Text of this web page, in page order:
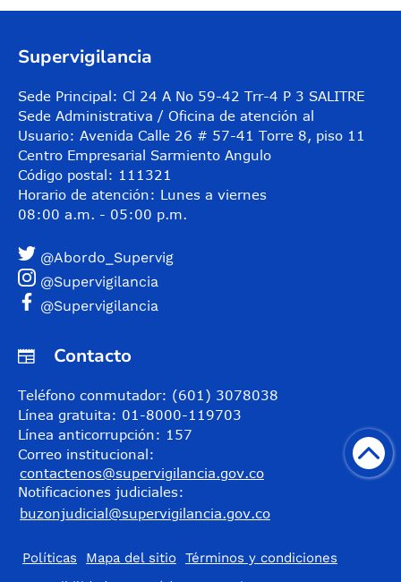
Supervigilancia
Sede Principal: Cl 24 A No 59-42 Trr-4 P 3 SALITRE
Sede Administrativa / Oficina de atención al
Usuario: Avenida Calle 26 # 57-41 Torre 8, piso 11
Centro Empresarial Sarmiento Angulo
Código postal: 111321
Horario de atención: Lunes a viernes
08:00 a.m. - 05:00 p.m.
@Abordo_Supervig
@Supervigilancia
@Supervigilancia
Contacto
Teléfono conmutador: (601) 3078038
Línea gratuita: 01-8000-119703
Línea anticorrupción: 157
Correo institucional:
contactenos@supervigilancia.gov.co
Notificaciones judiciales:
buzonjudicial@supervigilancia.gov.co
Políticas Mapa del sitio
Términos y condiciones